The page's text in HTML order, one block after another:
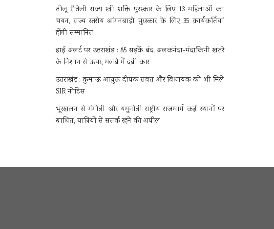
तीलू रौतेली राज्य स्त्री शक्ति पुरस्कार के लिए 13 महिलाओं का
चयन, राज्य स्तरीय आंगनबाड़ी पुरस्कार के लिए 35 कार्यकर्तियां
होंगी सम्मानित
हाई अलर्ट पर उत्तराखंड : 85 सड़कें बंद, अलकनंदा-मंदाकिनी खतरे
के निशान से ऊपर, मलबे में दबी कार
उत्तराखंड : कुमाऊं आयुक्त दीपक रावत और विधायक को भी मिले
SIR नोटिस
भूस्खलन से गंगोत्री और यमुनोत्री राष्ट्रीय राजमार्ग कई स्थानों पर
बाधित, यात्रियों से सतर्क रहने की अपील